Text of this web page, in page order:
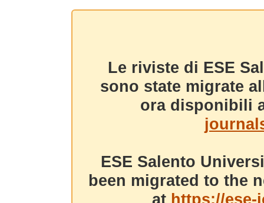
Le riviste di ESE
sono state migrate
ora disponibili
ESE Salento
been migrated to the
at https://